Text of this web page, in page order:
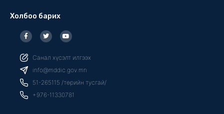
Холбоо барих
F
a
c
b
o
o
k
f
T
w
i
t
r
Y
o
u
u
e
Санал хүсэлт илгээх
info@mddic.gov.mn
51-265115 /төрийн тусгай/
+976-11330781